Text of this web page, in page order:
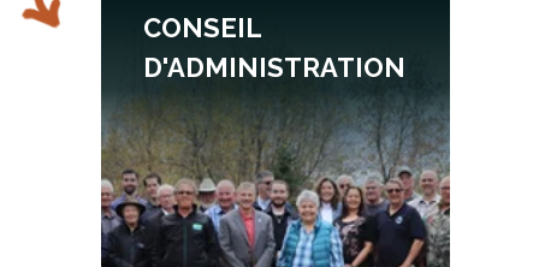
CONSEIL
D'ADMINISTRATION